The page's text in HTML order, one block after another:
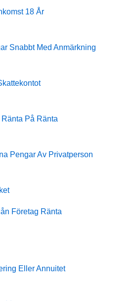
18 År
Snabbt Med Anmärkning
På Ränta
Pengar Av Privatperson
Företag Ränta
Eller Annuitet